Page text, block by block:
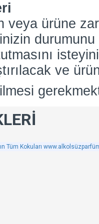
veya ürüne
ve
Tüm Kokuları